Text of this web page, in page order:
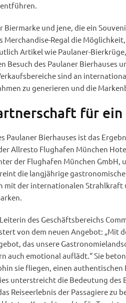
Biermarke und jene, die ein
Merchandise-Regal die
Artikel wie Paulaner-
Besuch des Paulaner Bierhauses
sind an
zu generieren und die
für
Paulaner Bierhauses ist das
Allresto Flughafen München
der Flughafen München GmbH,
die langjährige
mit der internationalen
des Geschäftsbereichs
von dem neuen Angebot: „Mit
das unsere
auch emotional auflädt.“ Sie
sie fliegen, einen
unterstreicht die Bedeutung des
Reiseerlebnis der Passagiere zu